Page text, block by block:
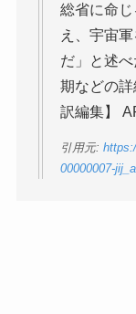
総省に命
え、宇宙
だ」と述
期などの
訳編集】
引用元:
00000007-